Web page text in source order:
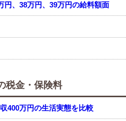
円、38万円、39万円の給料額面
税金・保険料
400万円の生活実態を比較